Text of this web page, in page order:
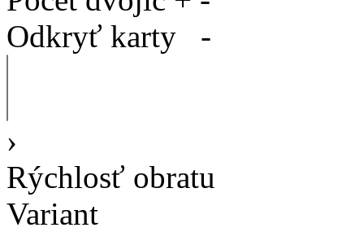
Odkryť karty
-
›
Rýchlosť obratu
Variant